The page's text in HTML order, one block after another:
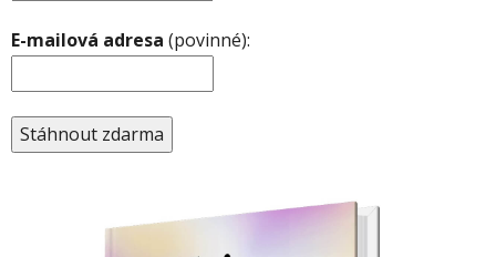
E-mailová adresa (povinné):